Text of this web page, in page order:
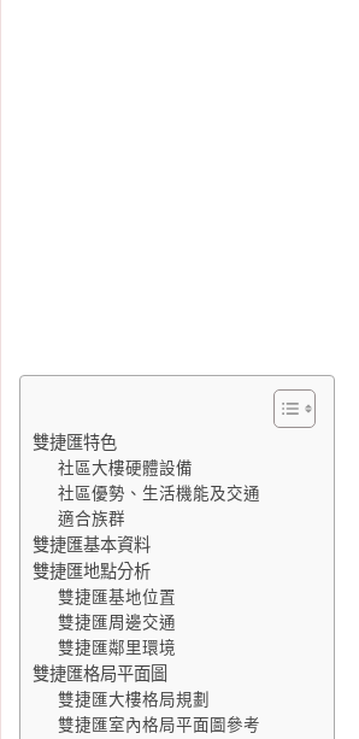
雙捷匯特色
社區大樓硬體設備
社區優勢、生活機能及交通
適合族群
雙捷匯基本資料
雙捷匯地點分析
雙捷匯基地位置
雙捷匯周邊交通
雙捷匯鄰里環境
雙捷匯格局平面圖
雙捷匯大樓格局規劃
雙捷匯室內格局平面圖參考